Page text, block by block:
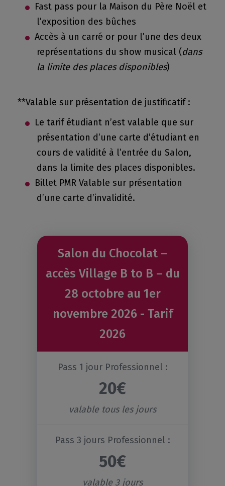
Fast pass pour la Maison du Père Noël et
l’exposition des bûches
Accès à un carré or pour l’une des deux
représentations du show musical (dans
la limite des places disponibles)
**Valable sur présentation de justificatif :
Le tarif étudiant n’est valable que sur
présentation d’une carte d’étudiant en
cours de validité à l’entrée du Salon,
dans la limite des places disponibles.
Billet PMR Valable sur présentation
d’une carte d’invalidité.
Salon du Chocolat –
accès Village B to B – du
28 octobre au 1er
novembre 2026 - Tarif
2026
Pass 1 jour Professionnel :
20€
valable tous les jours
Pass 3 jours Professionnel :
50€
valable 3 jours